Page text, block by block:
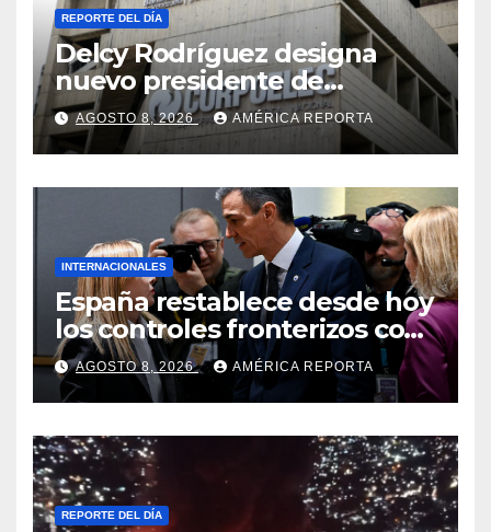
REPORTE DEL DÍA
Delcy Rodríguez designa
nuevo presidente de
Corpoelec y nuevo
viceministro de Servicios
Eléctricos
AGOSTO 8, 2026 AMÉRICA REPORTA
INTERNACIONALES
España restablece desde hoy
los controles fronterizos con
Italia tras el rechazo de Roma
a retirar las restricciones
AGOSTO 8, 2026 AMÉRICA REPORTA
REPORTE DEL DÍA